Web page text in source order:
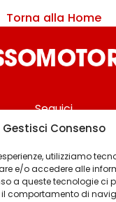
Gestisci Consenso
utilizziamo
e/o accedere alle
a queste tecnologie ci
comportamento di
Torna alla Home
Seguici
Chi siamo